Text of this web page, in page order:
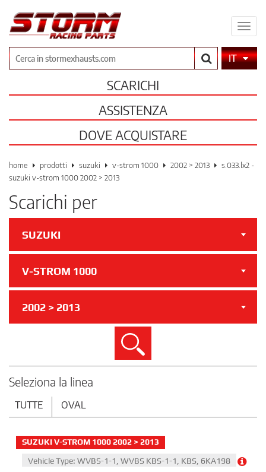
il
CercaIT
SCARICHI
ASSISTENZA
DOVE ACQUISTARE
home prodotti suzuki v-strom 1000 2002 > 2013
s.033.lx2 -
suzuki v-strom 1000 2002 > 2013
Scarichi per
SUZUKI
V-STROM 1000
2002 > 2013
Cerca
Seleziona la linea
TUTTE OVAL
SUZUKI V-STROM 1000 2002 > 2013
Vehicle Type: WVBS-1-1, WVBS KBS-1-1, KBS, 6KA198